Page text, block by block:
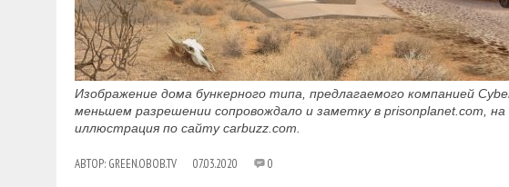
Изображение дома бункерного типа, предлагаемого компанией
меньшем разрешении сопровождало и заметку в prisonplanet.com,
иллюстрация по сайту carbuzz.com.
АВТОР: GREEN.OBOB.TV 07.03.2020 0